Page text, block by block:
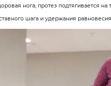
нога, протез подтягивается
шага и удержания